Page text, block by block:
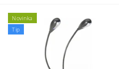
Novinka
Tip